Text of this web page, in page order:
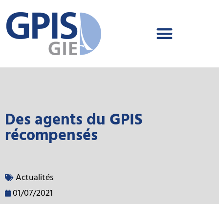
Des agents du GPIS
récompensés
Actualités
01/07/2021